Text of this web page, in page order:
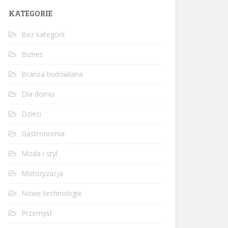
KATEGORIE
Bez kategorii
Biznes
Branża budowlana
Dla domu
Dzieci
Gastronomia
Moda i styl
Motoryzacja
Nowe technologie
Przemysł